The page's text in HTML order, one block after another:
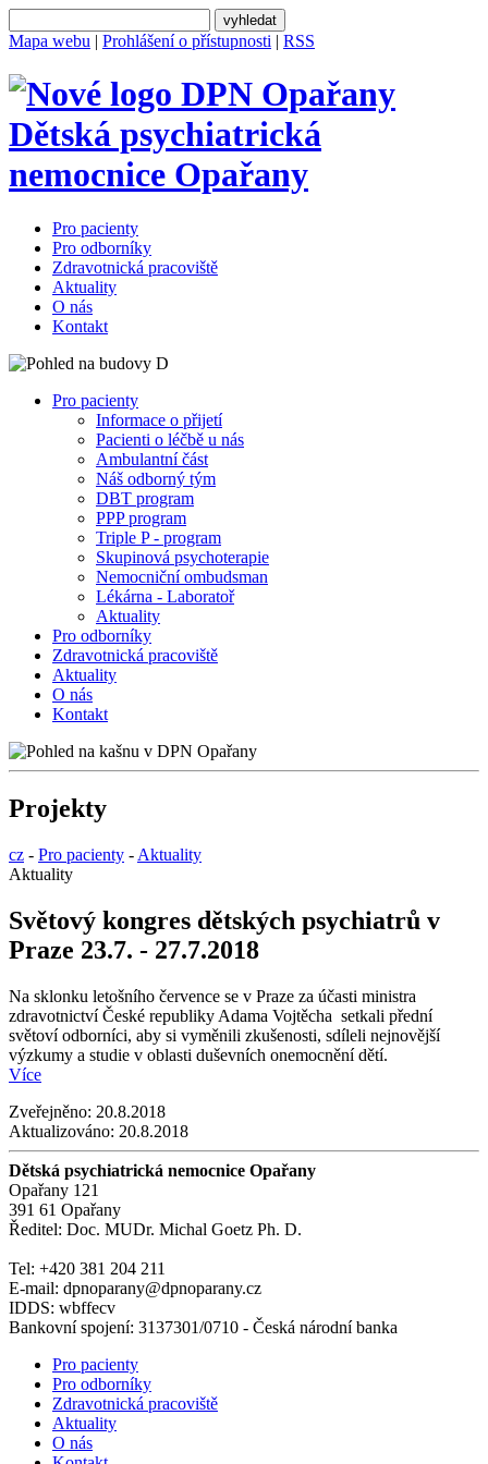
Mapa webu | Prohlášení o přístupnosti | RSS
Dětská psychiatrická
nemocnice Opařany
Pro pacienty
Pro odborníky
Zdravotnická pracoviště
Aktuality
O nás
Kontakt
Pro pacienty
Informace o přijetí
Pacienti o léčbě u nás
Ambulantní část
Náš odborný tým
DBT program
PPP program
Triple P - program
Skupinová psychoterapie
Nemocniční ombudsman
Lékárna - Laboratoř
Aktuality
Pro odborníky
Zdravotnická pracoviště
Aktuality
O nás
Kontakt
Projekty
cz - Pro pacienty - Aktuality
Aktuality
Světový kongres dětských psychiatrů v
Praze 23.7. - 27.7.2018
Na sklonku letošního července se v Praze za účasti ministra
zdravotnictví České republiky Adama Vojtěcha setkali přední
světoví odborníci, aby si vyměnili zkušenosti, sdíleli nejnovější
výzkumy a studie v oblasti duševních onemocnění dětí.
Více
Zveřejněno: 20.8.2018
Aktualizováno: 20.8.2018
Dětská psychiatrická nemocnice Opařany
Opařany 121
391 61 Opařany
Ředitel: Doc. MUDr. Michal Goetz Ph. D.
Tel: +420 381 204 211
E-mail: dpnoparany@dpnoparany.cz
IDDS: wbffecv
Bankovní spojení: 3137301/0710 - Česká národní banka
Pro pacienty
Pro odborníky
Zdravotnická pracoviště
Aktuality
O nás